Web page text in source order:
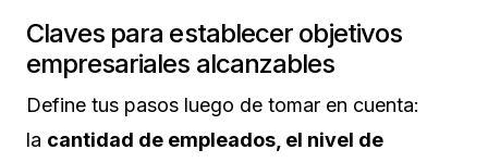
Claves para establecer objetivos
empresariales alcanzables
Define tus pasos luego de tomar en cuenta:
la cantidad de empleados, el nivel de